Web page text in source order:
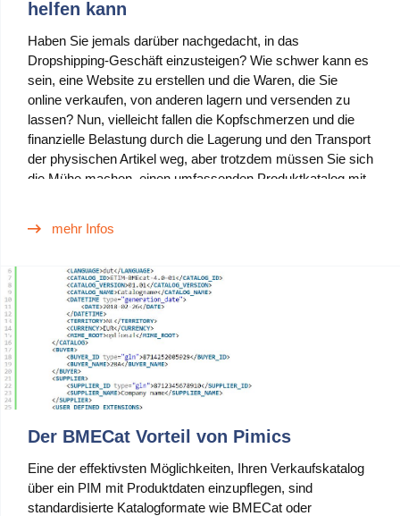
helfen kann
Haben Sie jemals darüber nachgedacht, in das
Dropshipping-Geschäft einzusteigen? Wie schwer kann es
sein, eine Website zu erstellen und die Waren, die Sie
online verkaufen, von anderen lagern und versenden zu
lassen? Nun, vielleicht fallen die Kopfschmerzen und die
finanzielle Belastung durch die Lagerung und den Transport
der physischen Artikel weg, aber trotzdem müssen Sie sich
die Mühe machen, einen umfassenden Produktkatalog mit
mehr Infos
Der BMECat Vorteil von Pimics
Eine der effektivsten Möglichkeiten, Ihren Verkaufskatalog
über ein PIM mit Produktdaten einzupflegen, sind
standardisierte Katalogformate wie BMECat oder